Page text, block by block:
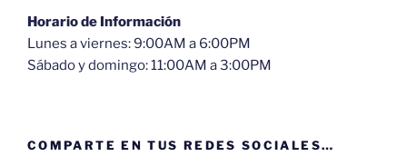
Horario de Información
Lunes a viernes: 9:00AM a 6:00PM
Sábado y domingo: 11:00AM a 3:00PM
COMPARTE EN TUS REDES SOCIALES…